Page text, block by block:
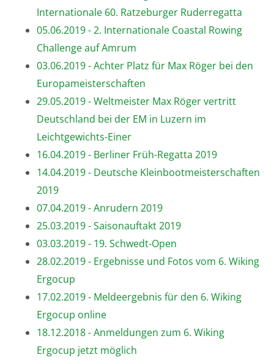
Internationale 60. Ratzeburger Ruderregatta
05.06.2019 - 2. Internationale Coastal Rowing
Challenge auf Amrum
03.06.2019 - Achter Platz für Max Röger bei den
Europameisterschaften
29.05.2019 - Weltmeister Max Röger vertritt
Deutschland bei der EM in Luzern im
Leichtgewichts-Einer
16.04.2019 - Berliner Früh-Regatta 2019
14.04.2019 - Deutsche Kleinbootmeisterschaften
2019
07.04.2019 - Anrudern 2019
25.03.2019 - Saisonauftakt 2019
03.03.2019 - 19. Schwedt-Open
28.02.2019 - Ergebnisse und Fotos vom 6. Wiking
Ergocup
17.02.2019 - Meldeergebnis für den 6. Wiking
Ergocup online
18.12.2018 - Anmeldungen zum 6. Wiking
Ergocup jetzt möglich